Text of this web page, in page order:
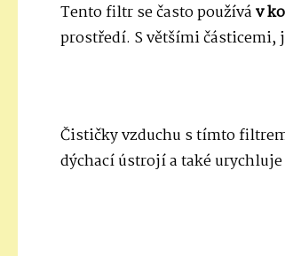
Tento filtr se často používáv
prostředí. S většími částicemi,
Čističky vzduchu s tímto
dýchací ústrojí a také